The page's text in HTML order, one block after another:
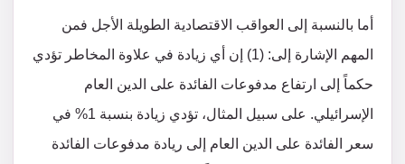
أما بالنسبة إلى العواقب الاقتصادية الطويلة الأجل فمن
المهم الإشارة إلى: (1) إن أي زيادة في علاوة المخاطر تؤدي
حكماً إلى ارتفاع مدفوعات الفائدة على الدين العام
الإسرائيلي. على سبيل المثال، تؤدي زيادة بنسبة 1% في
سعر الفائدة على الدين العام إلى ريادة مدفوعات الفائدة